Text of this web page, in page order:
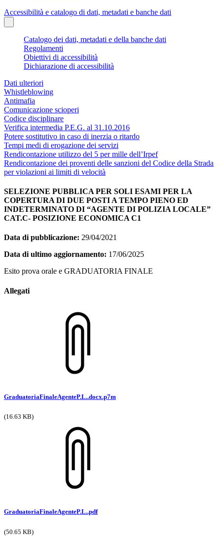
Accessibilità e catalogo di dati, metadati e banche dati
Catalogo dei dati, metadati e della banche dati
Regolamenti
Obiettivi di accessibilità
Dichiarazione di accessibilità
Dati ulteriori
Whistleblowing
Antimafia
Comunicazione scioperi
Codice disciplinare
Verifica intermedia P.E.G. al 31.10.2016
Potere sostitutivo in caso di inerzia o ritardo
Tempi medi di erogazione dei servizi
Rendicontazione utilizzo del 5 per mille dell’Irpef
Rendicontazione dei proventi delle sanzioni del Codice della Strada
per violazioni ai limiti di velocità
SELEZIONE PUBBLICA PER SOLI ESAMI PER LA
COPERTURA DI DUE POSTI A TEMPO PIENO ED
INDETERMINATO DI “AGENTE DI POLIZIA LOCALE”
CAT.C- POSIZIONE ECONOMICA C1
Data di pubblicazione: 29/04/2021
Data di ultimo aggiornamento: 17/06/2025
Esito prova orale e GRADUATORIA FINALE
Allegati
GraduatoriaFinaleAgenteP.L..docx.p7m
(16.63 KB)
GraduatoriaFinaleAgenteP.L..pdf
(50.65 KB)